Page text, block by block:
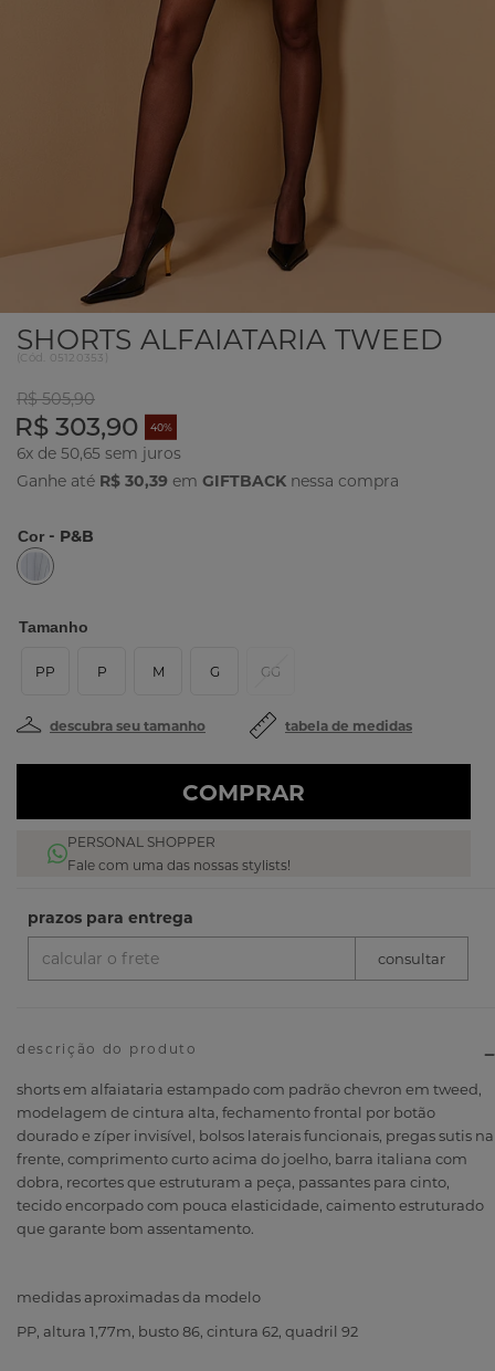
SHORTS ALFAIATARIA TWEED
(Cód. 05120353
R$ 505,90
R$ 303,90 40%
6x de 50,65
Ganhe até R$ 30,39 em GIFTBACK nessa compra
Cor - P&B
Tamanho
PP P M G GG
descubra seu tamanho tabela de medidas
COMPRAR
PERSONAL SHOPPER
Fale com uma das nossas stylists!
descrição do produto
shorts em alfaiataria estampado com padrão chevron em tweed,
modelagem de cintura alta, fechamento frontal por botão
dourado e zíper invisível, bolsos laterais funcionais, pregas sutis na
frente, comprimento curto acima do joelho, barra italiana com
dobra, recortes que estruturam a peça, passantes para cinto,
tecido encorpado com pouca elasticidade, caimento estruturado
que garante bom assentamento.
medidas aproximadas da modelo
PP, altura 1,77m, busto 86, cintura 62, quadril 92